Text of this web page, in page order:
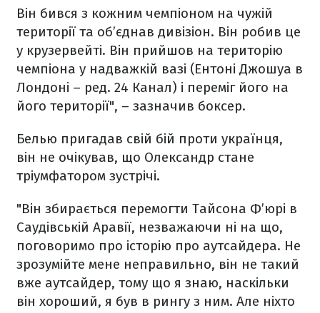
Він бився з кожним чемпіоном на чужій
території та об’єднав дивізіон. Він робив це
у крузервейті. Він прийшов на територію
чемпіона у надважкій вазі (Ентоні Джошуа в
Лондоні – ред. 24 Канал) і переміг його на
його території", – зазначив боксер.
Белью пригадав свій бій проти українця,
він не очікував, що Олександр стане
тріумфатором зустрічі.
"Він збирається перемогти Тайсона Ф’юрі в
Саудівській Аравії, незважаючи ні на що,
поговоримо про історію про аутсайдера. Не
зрозумійте мене неправильно, він не такий
вже аутсайдер, тому що я знаю, наскільки
він хороший, я був в рингу з ним. Але ніхто